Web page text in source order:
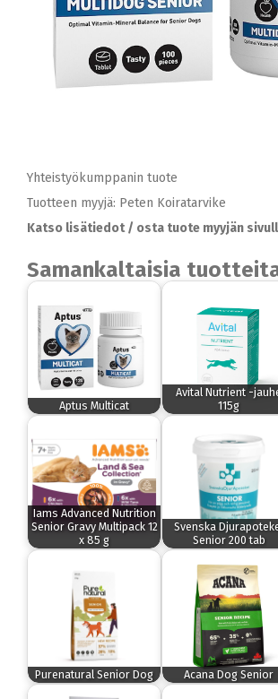
Yhteistyökumppanin tuote
Tuotteen myyjä: Peten Koiratarvike
Katso lisätiedot / osta tuote myyjän
Samankaltaisia
Aptus Multicat
Avital Nutrient -
115g
Iams Advanced Nutrition
Senior Gravy Multipack 12
x 85 g
Svenska
Senior 200 tab
Purenatural Senior Dog Acana Dog Senior